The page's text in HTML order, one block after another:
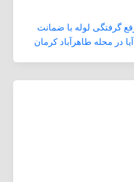
گرفتگی لوله با ضمانت
در محله طاهرآباد کرمان